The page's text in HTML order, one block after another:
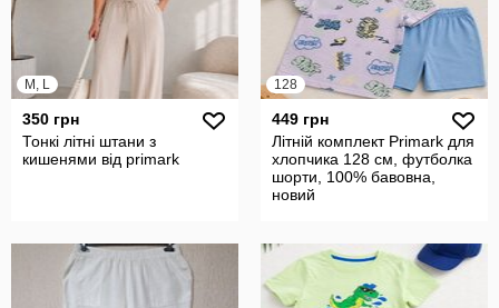
M, L
350 грн
Тонкі літні штани з
кишенями від primark
128
449 грн
Літній комплект Primark для
хлопчика 128 см, футболка
шорти, 100% бавовна,
новий